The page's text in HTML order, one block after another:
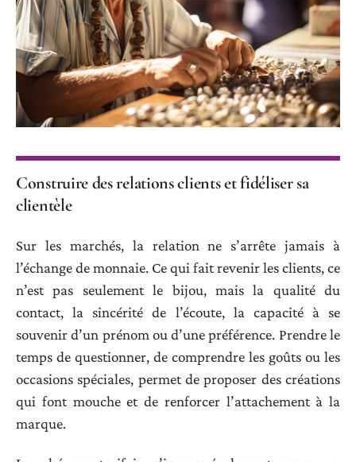
Construire des relations clients et fidéliser sa
clientèle
Sur les marchés, la relation ne s’arrête jamais à
l’échange de monnaie. Ce qui fait revenir les clients, ce
n’est pas seulement le bijou, mais la qualité du
contact, la sincérité de l’écoute, la capacité à se
souvenir d’un prénom ou d’une préférence. Prendre le
temps de questionner, de comprendre les goûts ou les
occasions spéciales, permet de proposer des créations
qui font mouche et de renforcer l’attachement à la
marque.